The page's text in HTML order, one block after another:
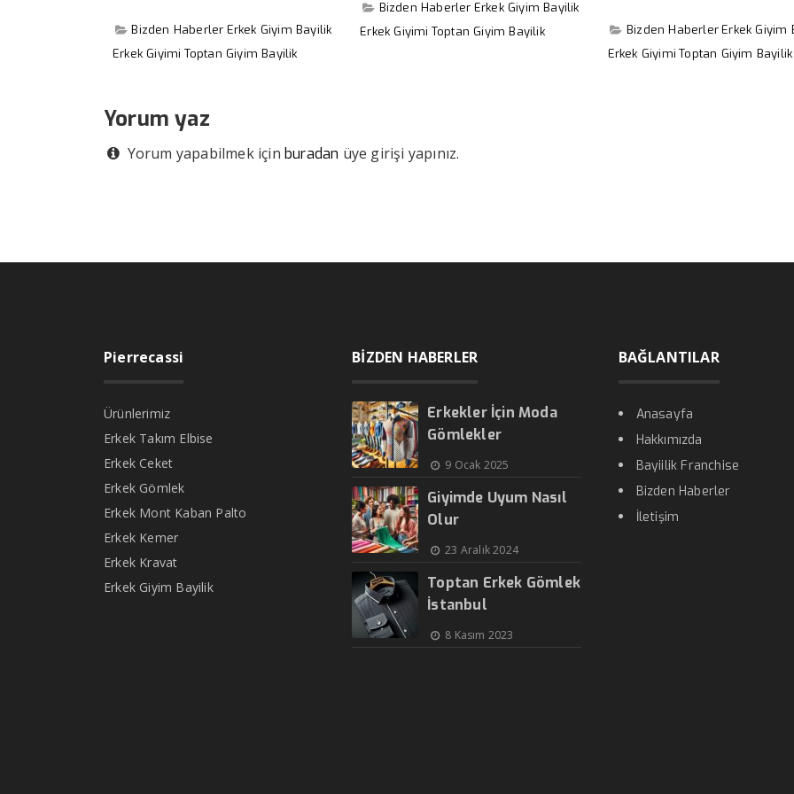
Bizden Haberler Erkek Giyim Bayilik
Erkek Giyimi Toptan Giyim Bayilik
Bizden Haberler Erkek Giyim Bayilik
Erkek Giyimi Toptan Giyim Bayilik Bizden HaberlerErkek Giyim
Erkek Giyimi Toptan Giyim Bayilik
Yorum yaz
Yorum yapabilmek için buradan üye girişi yapınız.
Pierrecassi
Ürünlerimiz
Erkek Takım Elbise
Erkek Ceket
Erkek Gömlek
Erkek Mont Kaban Palto
Erkek Kemer
Erkek Kravat
Erkek Giyim Bayilik
BİZDEN HABERLER
Erkekler İçin Moda
Gömlekler
9 Ocak 2025
Giyimde Uyum Nasıl
Olur
23 Aralık 2024
Toptan Erkek Gömlek
İstanbul
8 Kasım 2023
BAĞLANTILAR
Anasayfa
Hakkımızda
Bayiilik Franchise
Bizden Haberler
İletişim